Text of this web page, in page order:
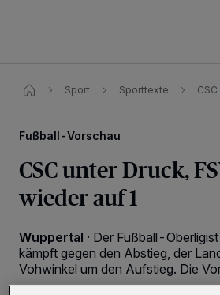
Sport Sporttexte
Fußball-Vorschau
CSC unter Druck,
wieder auf 1
Wuppertal · Der Fußball-
kämpft gegen den Abstieg, der
Vohwinkel um den Aufstieg. Die